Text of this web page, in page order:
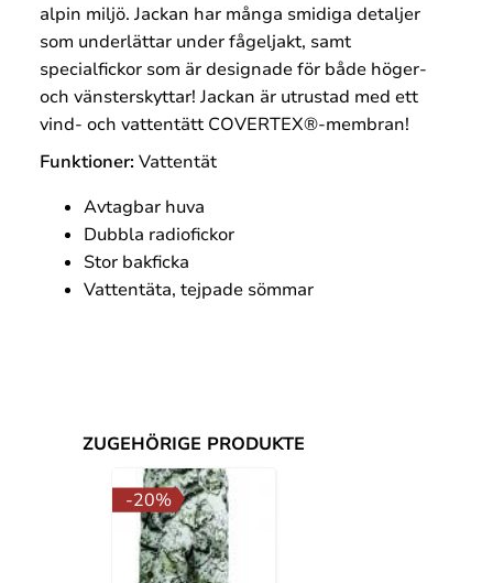
alpin miljö. Jackan har många smidiga detaljer
som underlättar under fågeljakt, samt
specialfickor som är designade för både höger-
och vänsterskyttar! Jackan är utrustad med ett
vind- och vattentätt COVERTEX®-membran!
Funktioner: Vattentät
Avtagbar huva
Dubbla radiofickor
Stor bakficka
Vattentäta, tejpade sömmar
ZUGEHÖRIGE PRODUKTE
20%